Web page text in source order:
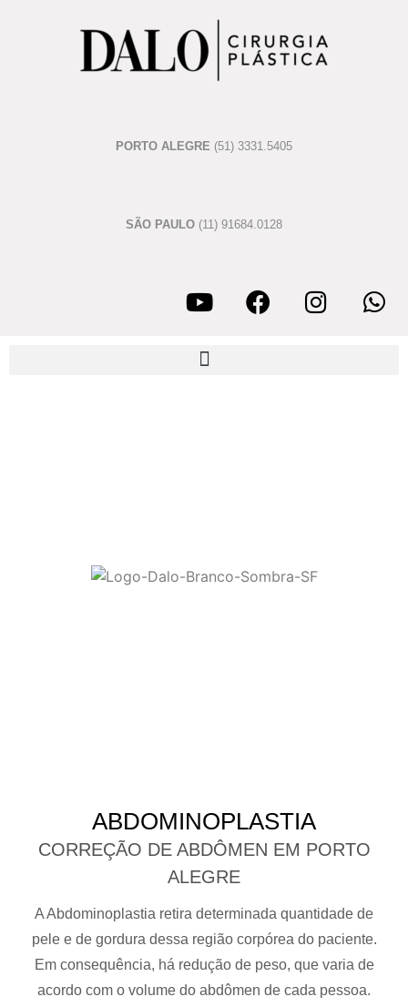
PORTO ALEGRE (51) 3331.5405
SÃO PAULO (11) 91684.0128
ABDOMINOPLASTIA
CORREÇÃO DE ABDÔMEN EM PORTO
ALEGRE
A Abdominoplastia retira determinada quantidade de
pele e de gordura dessa região corpórea do paciente.
Em consequência, há redução de peso, que varia de
acordo com o volume do abdômen de cada pessoa.